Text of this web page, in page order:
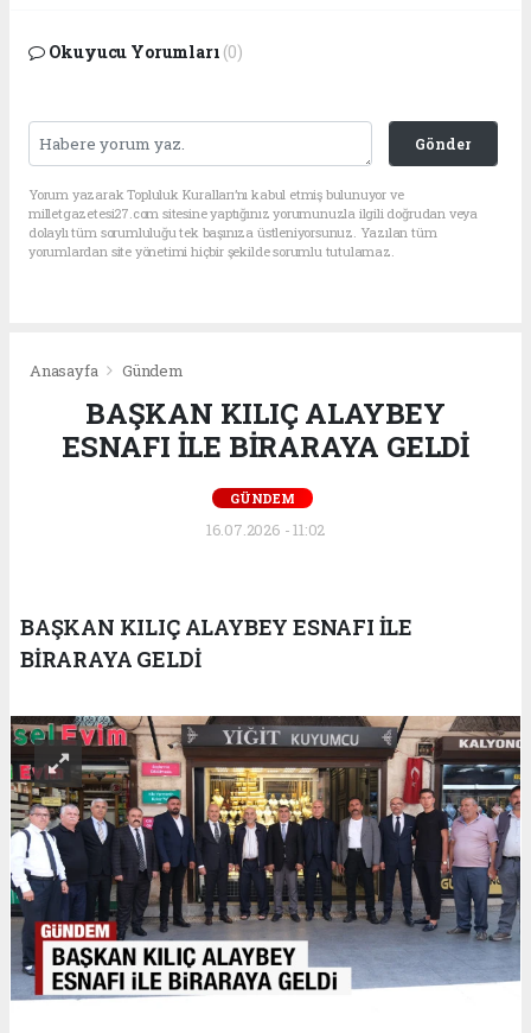
Okuyucu Yorumları (0)
Gönder
Yorum yazarak Topluluk Kuralları’nı kabul etmiş bulunuyor ve
milletgazetesi27.com sitesine yaptığınız yorumunuzla ilgili doğrudan veya
dolaylı tüm sorumluluğu tek başınıza üstleniyorsunuz. Yazılan tüm
yorumlardan site yönetimi hiçbir şekilde sorumlu tutulamaz.
Anasayfa Gündem
BAŞKAN KILIÇ ALAYBEY
ESNAFI İLE BİRARAYA GELDİ
GÜNDEM
16.07.2026 - 11:02
BAŞKAN KILIÇ ALAYBEY ESNAFI İLE
BİRARAYA GELDİ